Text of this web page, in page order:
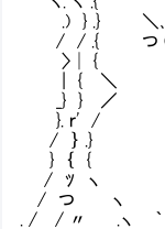
.) } .} ＼､_ﾉ
/ / .{ つ (⌒´
〉│ { ＾) ′.
| { ＼ i} i{
_} } ／ , . .:
}. ｒ' / ；.{
/ ｝ .} ； { .
} ｛ { ； ﾟ,
/ ﾂ ヽ ；‘i,‘i
/ つ ヽ ＼
. / / 〃 .ヽ ｀